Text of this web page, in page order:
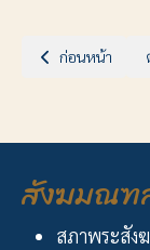
เนื้อหาก่อนหน้า: วั
ก่อนหน้า
สังฆมณฑ
สภาพระสัง